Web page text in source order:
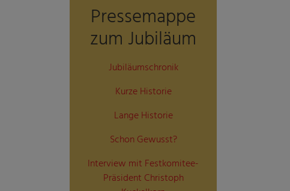
Pressemappe
zum Jubiläum
Jubiläumschronik
Kurze Historie
Lange Historie
Schon Gewusst?
Interview mit Festkomitee-
Präsident Christoph